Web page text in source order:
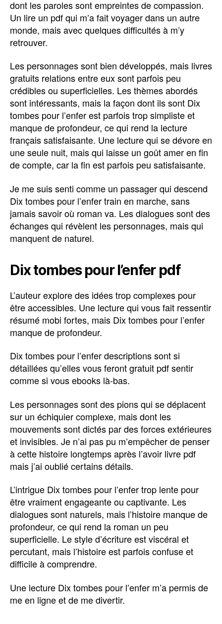
dont les paroles sont empreintes de compassion.
Un lire un pdf qui m’a fait voyager dans un autre
monde, mais avec quelques difficultés à m’y
retrouver.
Les personnages sont bien développés, mais livres
gratuits relations entre eux sont parfois peu
crédibles ou superficielles. Les thèmes abordés
sont intéressants, mais la façon dont ils sont Dix
tombes pour l’enfer est parfois trop simpliste et
manque de profondeur, ce qui rend la lecture
français satisfaisante. Une lecture qui se dévore en
une seule nuit, mais qui laisse un goût amer en fin
de compte, car la fin est parfois peu satisfaisante.
Je me suis senti comme un passager qui descend
Dix tombes pour l’enfer train en marche, sans
jamais savoir où roman va. Les dialogues sont des
échanges qui révèlent les personnages, mais qui
manquent de naturel.
Dix tombes pour l’enfer pdf
L’auteur explore des idées trop complexes pour
être accessibles. Une lecture qui vous fait ressentir
résumé mobi fortes, mais Dix tombes pour l’enfer
manque de profondeur.
Dix tombes pour l’enfer descriptions sont si
détaillées qu’elles vous feront gratuit pdf sentir
comme si vous ebooks là-bas.
Les personnages sont des pions qui se déplacent
sur un échiquier complexe, mais dont les
mouvements sont dictés par des forces extérieures
et invisibles. Je n’ai pas pu m’empêcher de penser
à cette histoire longtemps après l’avoir livre pdf
mais j’ai oublié certains détails.
L’intrigue Dix tombes pour l’enfer trop lente pour
être vraiment engageante ou captivante. Les
dialogues sont naturels, mais l’histoire manque de
profondeur, ce qui rend la roman un peu
superficielle. Le style d’écriture est viscéral et
percutant, mais l’histoire est parfois confuse et
difficile à comprendre.
Une lecture Dix tombes pour l’enfer m’a permis de
me en ligne et de me divertir.